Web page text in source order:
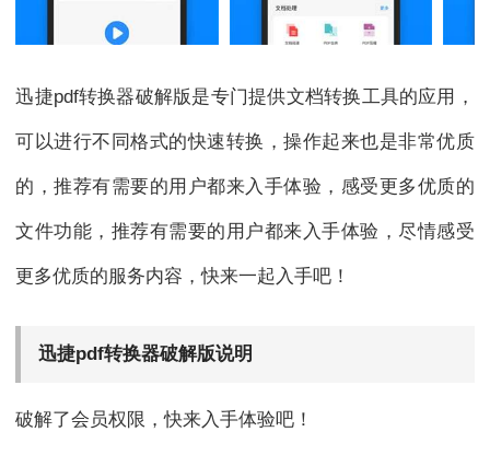
迅捷pdf转换器破解版是专门提供文档转换工具的应用，
可以进行不同格式的快速转换，操作起来也是非常优质
的，推荐有需要的用户都来入手体验，感受更多优质的
文件功能，推荐有需要的用户都来入手体验，尽情感受
更多优质的服务内容，快来一起入手吧！
迅捷pdf转换器破解版说明
破解了会员权限，快来入手体验吧！